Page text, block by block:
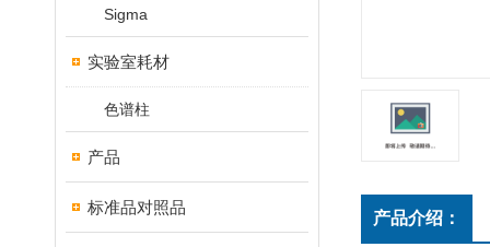
Sigma
实验室耗材
色谱柱
产品
标准品对照品
产品介绍：